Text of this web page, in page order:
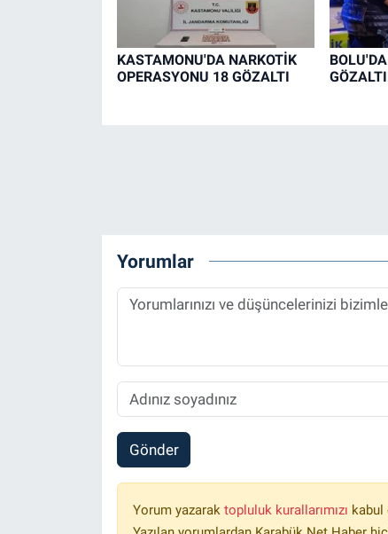
KASTAMONU'DA NARKOTİK
OPERASYONU 18 GÖZALTI
Yorumlar
Gönder
Yorum yazarak topluluk kurallarımızı kabul